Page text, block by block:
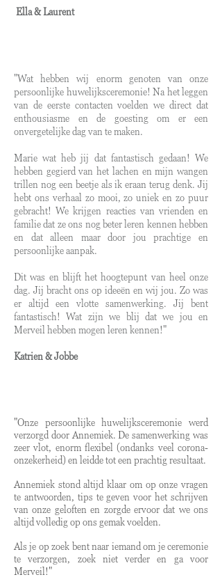
Ella & Laurent
"Wat hebben wij enorm genoten van onze
persoonlijke huwelijksceremonie! Na het leggen
van de eerste contacten voelden we direct dat
enthousiasme en de goesting om er een
onvergetelijke dag van te maken.
Marie wat heb jij dat fantastisch gedaan! We
hebben gegierd van het lachen en mijn wangen
trillen nog een beetje als ik eraan terug denk. Jij
hebt ons verhaal zo mooi, zo uniek en zo puur
gebracht! We krijgen reacties van vrienden en
familie dat ze ons nog beter leren kennen hebben
en dat alleen maar door jou prachtige en
persoonlijke aanpak.
Dit was en blijft het hoogtepunt van heel onze
dag. Jij bracht ons op ideeën en wij jou. Zo was
er altijd een vlotte samenwerking. Jij bent
fantastisch! Wat zijn we blij dat we jou en
Merveil hebben mogen leren kennen!"
Katrien & Jobbe
"Onze persoonlijke huwelijksceremonie werd
verzorgd door Annemiek. De samenwerking was
zeer vlot, enorm flexibel (ondanks veel corona-
onzekerheid) en leidde tot een prachtig resultaat.
Annemiek stond altijd klaar om op onze vragen
te antwoorden, tips te geven voor het schrijven
van onze geloften en zorgde ervoor dat we ons
altijd volledig op ons gemak voelden.
Als je op zoek bent naar iemand om je ceremonie
te verzorgen, zoek niet verder en ga voor
Merveil!"